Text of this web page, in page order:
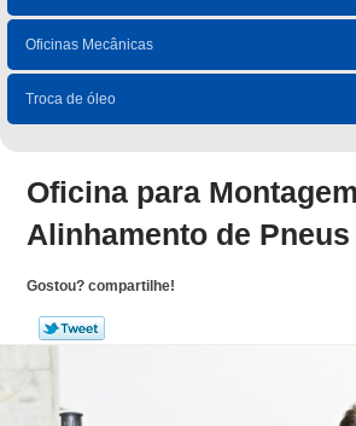
Oficinas Mecânicas
Troca de óleo
Oficina para
Alinhamento de
Gostou? compartilhe!